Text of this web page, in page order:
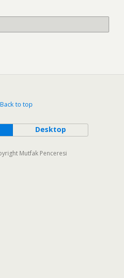
Back to top
Desktop
Mutfak Penceresi